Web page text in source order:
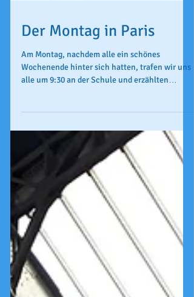
Der Montag in Paris
Am Montag, nachdem alle ein schönes
Wochenende hinter sich hatten, trafen wir uns
alle um 9:30 an der Schule und erzählten
einander kurz,...